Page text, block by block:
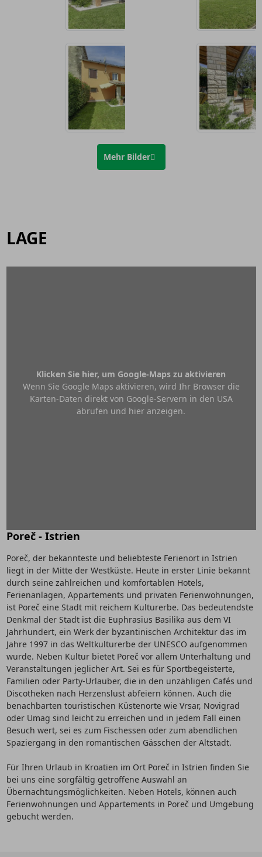
Mehr Bilder
LAGE
Klicken Sie hier, um Google-Maps zu aktivieren
Wenn Sie Google Maps aktivieren, wird Ihr Browser die
Karten-Daten direkt von Google-Servern in den USA
abrufen und hier anzeigen.
Poreč - Istrien
Poreč, der bekannteste und beliebteste Ferienort in Istrien
liegt in der Mitte der Westküste. Heute in erster Linie bekannt
durch seine zahlreichen und komfortablen Hotels,
Ferienanlagen, Appartements und privaten Ferienwohnungen,
ist Poreč eine Stadt mit reichem Kulturerbe. Das bedeutendste
Denkmal der Stadt ist die Euphrasius Basilika aus dem VI
Jahrhundert, ein Werk der byzantinischen Architektur das im
Jahre 1997 in das Weltkulturerbe der UNESCO aufgenommen
wurde. Neben Kultur bietet Poreč vor allem Unterhaltung und
Veranstaltungen jeglicher Art. Sei es für Sportbegeisterte,
Familien oder Party-Urlauber, die in den unzähligen Cafés und
Discotheken nach Herzenslust abfeiern können. Auch die
benachbarten touristischen Küstenorte wie Vrsar, Novigrad
oder Umag sind leicht zu erreichen und in jedem Fall einen
Besuch wert, sei es zum Fischessen oder zum abendlichen
Spaziergang in den romantischen Gässchen der Altstadt.
Für Ihren Urlaub in Kroatien im Ort Poreč in Istrien finden Sie
bei uns eine sorgfältig getroffene Auswahl an
Übernachtungsmöglichkeiten. Neben Hotels, können auch
Ferienwohnungen und Appartements in Poreč und Umgebung
gebucht werden.